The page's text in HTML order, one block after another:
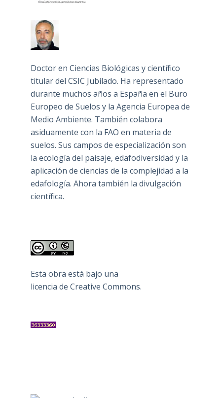
Doctor en Ciencias Biológicas y científico
titular del CSIC Jubilado. Ha representado
durante muchos años a España en el Buro
Europeo de Suelos y la Agencia Europea de
Medio Ambiente. También colabora
asiduamente con la FAO en materia de
suelos. Sus campos de especialización son
la ecología del paisaje, edafodiversidad y la
aplicación de ciencias de la complejidad a la
edafología. Ahora también la divulgación
científica.
Esta obra está bajo una
licencia de Creative Commons.